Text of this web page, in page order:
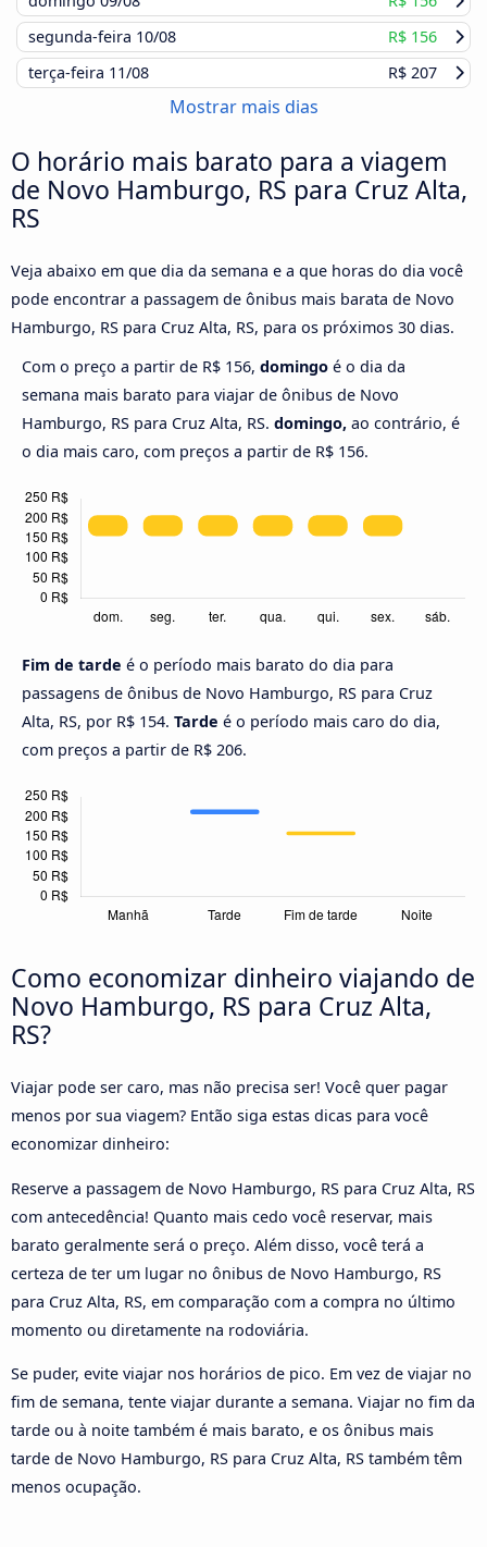
segunda-feira 10/08
R$ 156
terça-feira 11/08 R$ 207
Mostrar mais dias
O horário mais barato para a viagem
de Novo Hamburgo, RS para Cruz Alta,
RS
Veja abaixo em que dia da semana e a que horas do dia você
pode encontrar a passagem de ônibus mais barata de Novo
Hamburgo, RS para Cruz Alta, RS, para os próximos 30 dias.
Com o preço a partir de R$ 156, domingo é o dia da
semana mais barato para viajar de ônibus de Novo
Hamburgo, RS para Cruz Alta, RS. domingo, ao contrário, é
o dia mais caro, com preços a partir de R$ 156.
Fim de tarde é o período mais barato do dia para
passagens de ônibus de Novo Hamburgo, RS para Cruz
Alta, RS, por R$ 154. Tarde é o período mais caro do dia,
com preços a partir de R$ 206.
Como economizar dinheiro viajando de
Novo Hamburgo, RS para Cruz Alta,
RS?
Viajar pode ser caro, mas não precisa ser! Você quer pagar
menos por sua viagem? Então siga estas dicas para você
economizar dinheiro:
Reserve a passagem de Novo Hamburgo, RS para Cruz Alta, RS
com antecedência! Quanto mais cedo você reservar, mais
barato geralmente será o preço. Além disso, você terá a
certeza de ter um lugar no ônibus de Novo Hamburgo, RS
para Cruz Alta, RS, em comparação com a compra no último
momento ou diretamente na rodoviária.
Se puder, evite viajar nos horários de pico. Em vez de viajar no
fim de semana, tente viajar durante a semana. Viajar no fim da
tarde ou à noite também é mais barato, e os ônibus mais
tarde de Novo Hamburgo, RS para Cruz Alta, RS também têm
menos ocupação.